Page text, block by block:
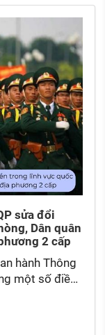
sửa đổi
Dân quân
2 cấp
hành Thông
một số điều
phòng về
phòng và an